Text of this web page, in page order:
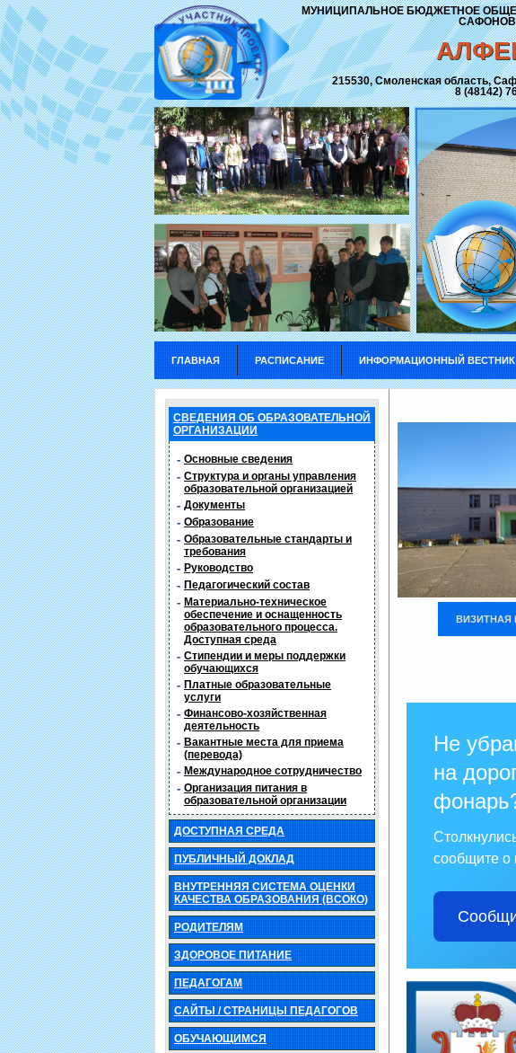
215530, Смоленская область,
8 (48142)
МУНИЦИПАЛЬНОЕ БЮДЖЕТНОЕ
ГЛАВНАЯ РАСПИСАНИЕ ИНФОРМАЦИОННЫЙ ВЕСТНИК
СВЕДЕНИЯ ОБ ОБРАЗОВАТЕЛЬНОЙ
ОРГАНИЗАЦИИ
- Основные сведения
- Структура и органы управления
образовательной организацией
- Документы
- Образование
- Образовательные стандарты и
требования
- Руководство
- Педагогический состав
- Материально-техническое
обеспечение и оснащенность
образовательного процесса.
Доступная среда
- Стипендии и меры поддержки
обучающихся
- Платные образовательные
услуги
- Финансово-хозяйственная
деятельность
- Вакантные места для приема
(перевода)
- Международное сотрудничество
- Организация питания в
образовательной организации
ДОСТУПНАЯ СРЕДА
ПУБЛИЧНЫЙ ДОКЛАД
ВНУТРЕННЯЯ СИСТЕМА ОЦЕНКИ
КАЧЕСТВА ОБРАЗОВАНИЯ (ВСОКО)
РОДИТЕЛЯМ
ЗДОРОВОЕ ПИТАНИЕ
ПЕДАГОГАМ
САЙТЫ / СТРАНИЦЫ ПЕДАГОГОВ
ОБУЧАЮЩИМСЯ
ВИЗИТНАЯ
Не
на
сообщите о